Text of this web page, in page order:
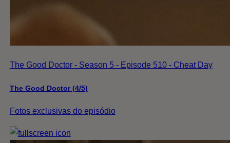
The Good Doctor - Season 5 - Episode 510 - Cheat Day
The Good Doctor (4/5)
Fotos exclusivas do episódio